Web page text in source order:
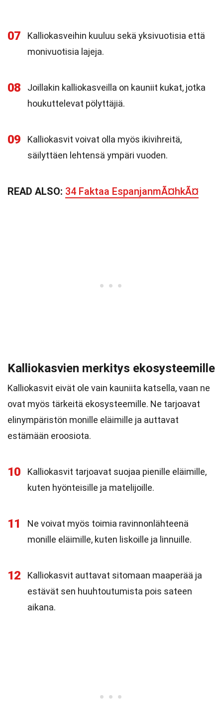
07
Kalliokasveihin kuuluu sekä yksivuotisia että
monivuotisia lajeja.
08
Joillakin kalliokasveilla on kauniit kukat, jotka
houkuttelevat pölyttäjiä.
09
Kalliokasvit voivat olla myös ikivihreitä,
säilyttäen lehtensä ympäri vuoden.
READ ALSO: 34 Faktaa EspanjanmÃ¤hkÃ¤
Kalliokasvien merkitys ekosysteemille
Kalliokasvit eivät ole vain kauniita katsella, vaan ne
ovat myös tärkeitä ekosysteemille. Ne tarjoavat
elinympäristön monille eläimille ja auttavat
estämään eroosiota.
10
Kalliokasvit tarjoavat suojaa pienille eläimille,
kuten hyönteisille ja matelijoille.
11
Ne voivat myös toimia ravinnonlähteenä
monille eläimille, kuten liskoille ja linnuille.
12
Kalliokasvit auttavat sitomaan maaperää ja
estävät sen huuhtoutumista pois sateen
aikana.